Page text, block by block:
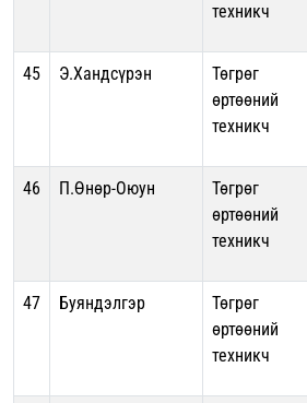
техникч
45 Э.Хандсүрэн
Төгрөг
өртөөний
техникч
46 П.Өнөр-Оюун
Төгрөг
өртөөний
техникч
47 Буяндэлгэр
Төгрөг
өртөөний
техникч